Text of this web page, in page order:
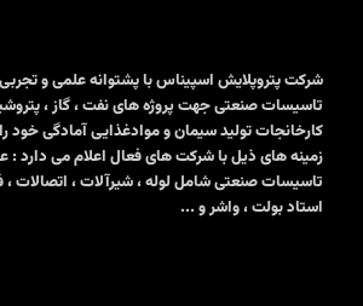
شرکت پتروپلایش اسپیناس با پشتوانه علمی و
تاسیسات صنعتی جهت پروژه های نفت ، گاز ،
کارخانجات تولید سیمان و موادغذایی آمادگی خود
زمینه های ذیل با شرکت های فعال اعلام می دارد :
تاسیسات صنعتی شامل لوله ، شیرآلات ، اتصالات ،
استاد بولت ، واشر و ...